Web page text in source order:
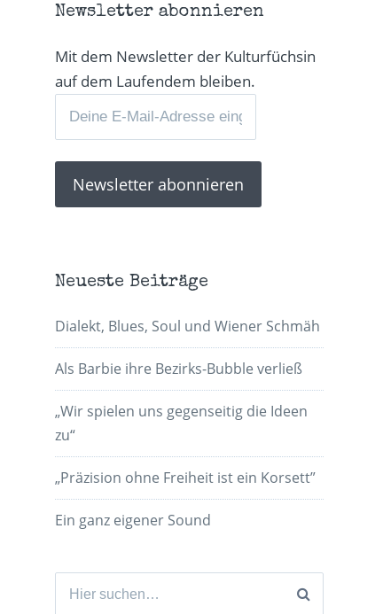
Newsletter abonnieren
Mit dem Newsletter der Kulturfüchsin
auf dem Laufendem bleiben.
Neueste Beiträge
Dialekt, Blues, Soul und Wiener Schmäh
Als Barbie ihre Bezirks-Bubble verließ
„Wir spielen uns gegenseitig die Ideen
zu“
„Präzision ohne Freiheit ist ein Korsett”
Ein ganz eigener Sound
Suchen